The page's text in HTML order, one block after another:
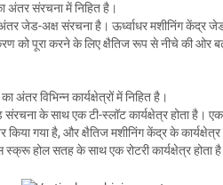
अंतर संरचना में निहित है।
जेड-अक्ष संरचना है। ऊर्ध्वाधर मशीनिंग केंद्र
को पूरा करने के लिए क्षैतिज रूप से नीचे की ओर
अंतर विभिन्न कार्यक्षेत्रों में निहित है।
संरचना के साथ एक टी-स्लॉट कार्यक्षेत्र होता है।
गया है, और क्षैतिज मशीनिंग केंद्र के
स्क्रू होल सतह के साथ एक रोटरी कार्यक्षेत्र